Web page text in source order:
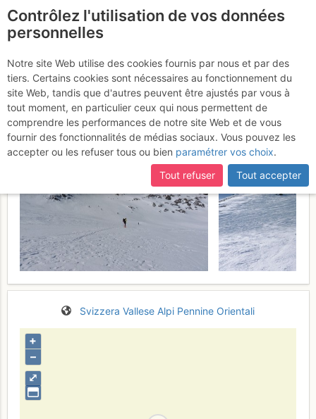
Böshorn : da Engiloch
Samedi 22 avril 2017
Svizzera Vallese Alpi Pennine Orientali
⤢
+
–
Contrôlez l'utilisation de vos données
personnelles
Notre site Web utilise des cookies fournis par nous et par des
tiers. Certains cookies sont nécessaires au fonctionnement du
site Web, tandis que d'autres peuvent être ajustés par vous à
tout moment, en particulier ceux qui nous permettent de
comprendre les performances de notre site Web et de vous
fournir des fonctionnalités de médias sociaux. Vous pouvez les
accepter ou les refuser tous ou bien paramétrer vos choix.
Tout refuser
Tout accepter